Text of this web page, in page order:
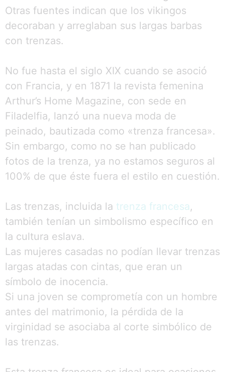
Otras fuentes indican que los vikingos
decoraban y arreglaban sus largas barbas
con trenzas.
No fue hasta el siglo XIX cuando se asoció
con Francia, y en 1871 la revista femenina
Arthur’s Home Magazine, con sede en
Filadelfia, lanzó una nueva moda de
peinado, bautizada como «trenza francesa».
Sin embargo, como no se han publicado
fotos de la trenza, ya no estamos seguros al
100% de que éste fuera el estilo en cuestión.
Las trenzas, incluida la trenza francesa,
también tenían un simbolismo específico en
la cultura eslava.
Las mujeres casadas no podían llevar trenzas
largas atadas con cintas, que eran un
símbolo de inocencia.
Si una joven se comprometía con un hombre
antes del matrimonio, la pérdida de la
virginidad se asociaba al corte simbólico de
las trenzas.